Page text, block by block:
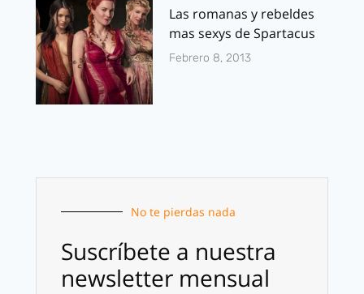
Las romanas y rebeldes
mas sexys de Spartacus
Febrero 8, 2013
No te pierdas nada
Suscríbete a nuestra
newsletter mensual